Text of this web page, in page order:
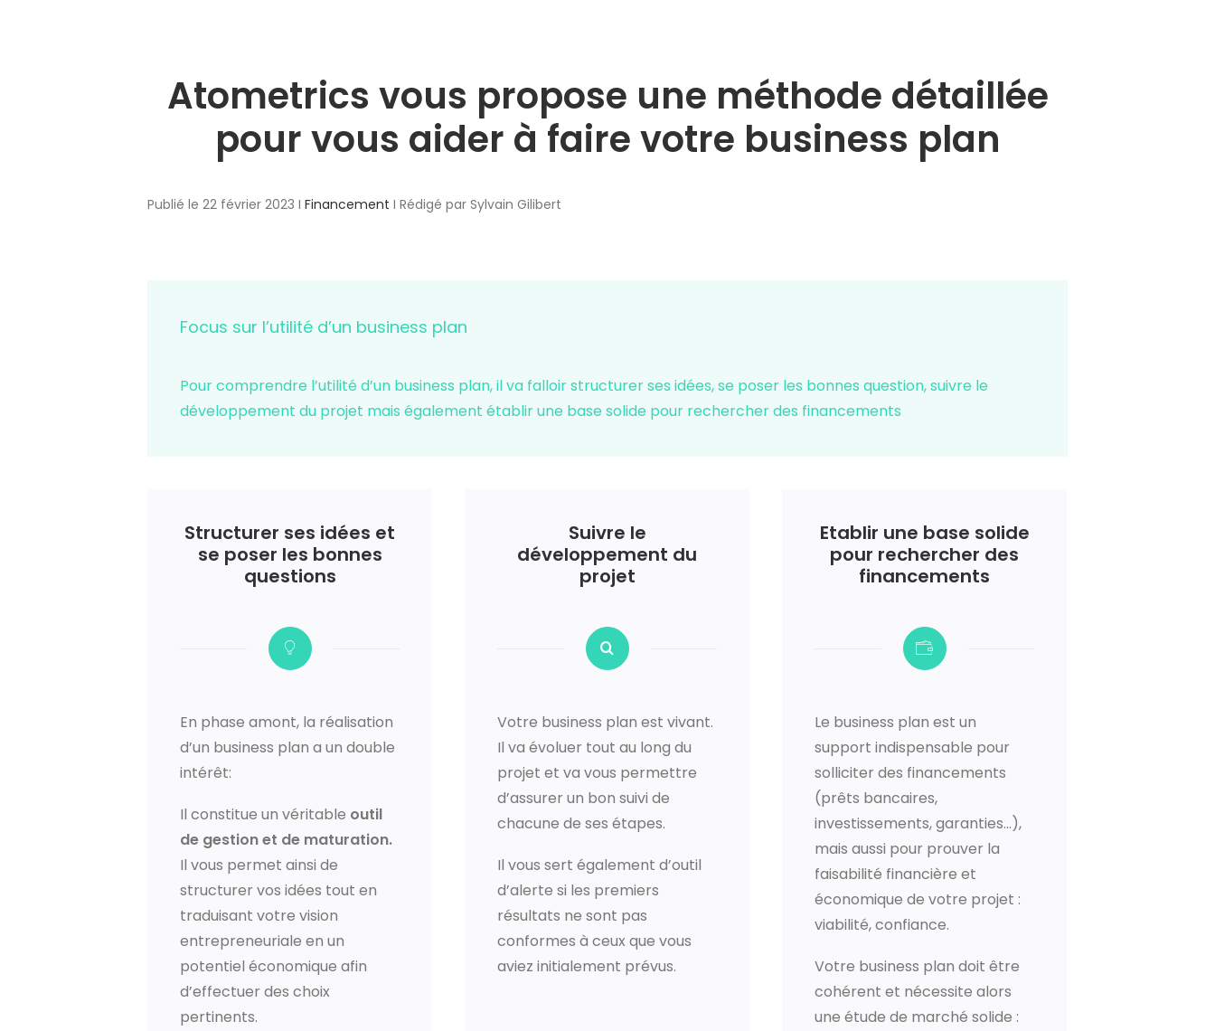
Atometrics vous propose une méthode détaillée
pour vous aider à faire votre business plan
Publié le 22 février 2023 IFinancement I Rédigé par Sylvain Gilibert
Focus sur l’utilité d’un business plan
Pour comprendre l’utilité d’un business plan, il va falloir structurer ses idées, se poser les bonnes question, suivre le
développement du projet mais également établir une base solide pour rechercher des financements
Structurer ses idées et
se poser les bonnes
questions
En phase amont, la réalisation
d’un business plan a un double
intérêt:
Il constitue un véritable outil
de gestion et de maturation.
Il vous permet ainsi de
structurer vos idées tout en
traduisant votre vision
entrepreneuriale en un
potentiel économique afin
d’effectuer des choix
pertinents.
Suivre le
développement du
projet
Votre business plan est vivant.
Il va évoluer tout au long du
projet et va vous permettre
d’assurer un bon suivi de
chacune de ses étapes.
Il vous sert également d’outil
d’alerte si les premiers
résultats ne sont pas
conformes à ceux que vous
aviez initialement prévus.
Etablir une base solide
pour rechercher des
financements
Le business plan est un
support indispensable pour
solliciter des financements
(prêts bancaires,
investissements, garanties…),
mais aussi pour prouver la
faisabilité financière et
économique de votre projet :
viabilité, confiance.
Votre business plan doit être
cohérent et nécessite alors
une étude de marché solide :